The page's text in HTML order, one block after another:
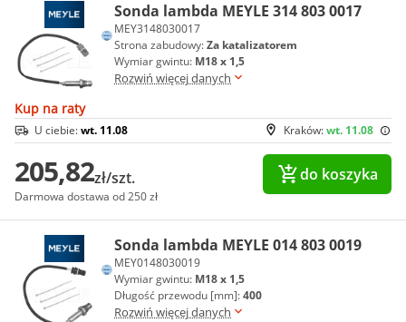
Sonda lambda MEYLE 314 803 0017
MEY3148030017
Strona zabudowy:Za katalizatorem
Wymiar gwintu: M18 x 1,5
Rozwiń więcej danych
Kup na raty
Kraków:wt. 11.08
U ciebie:wt. 11.08
205,82zł/szt.
Darmowa dostawa od 250 zł
do koszyka
Sonda lambda MEYLE 014 803 0019
MEY0148030019
Wymiar gwintu: M18 x 1,5
Długość przewodu [mm]:400
Rozwiń więcej danych